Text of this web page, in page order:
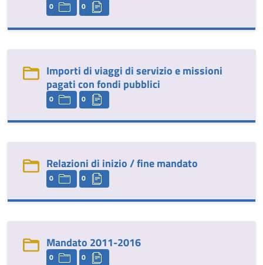
0 0
Importi di viaggi di servizio e missioni
pagati con fondi pubblici
0 0
Relazioni di inizio / fine mandato
0 0
Mandato 2011-2016
0 0